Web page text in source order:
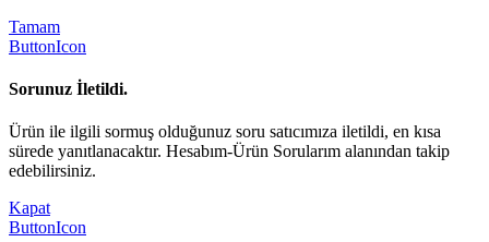
Tamam
ButtonIcon
Sorunuz İletildi.
Ürün ile ilgili sormuş olduğunuz soru satıcımıza iletildi, en kısa
sürede yanıtlanacaktır. Hesabım-Ürün Sorularım alanından takip
edebilirsiniz.
Kapat
ButtonIcon